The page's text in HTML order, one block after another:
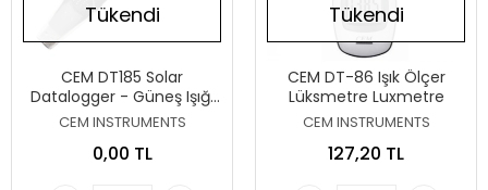
Tükendi
CEM DT185 Solar
Datalogger - Güneş Işığı
Kayıt Cihazı
CEM INSTRUMENTS
0,00 TL
Tükendi
CEM DT-86 Işık Ölçer
Lüksmetre Luxmetre
CEM INSTRUMENTS
127,20 TL